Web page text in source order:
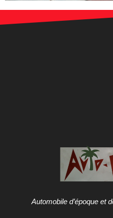
Automobile d’époque et